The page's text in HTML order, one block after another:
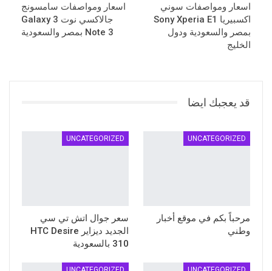
اسعار ومواصفات سوني
اكسبيريا Sony Xperia E1
بمصر والسعودية ودول
الخليج
اسعار ومواصفات سامسونج
جالاكسي نوت 3 Galaxy
Note 3 بمصر والسعودية
قد يعجبك ايضا
UNCATEGORIZED
مرحباً بكم في موقع أخبار
وطني
UNCATEGORIZED
سعر جوال اتش تي سي
الجديد ديزاير HTC Desire
310 بالسعودية